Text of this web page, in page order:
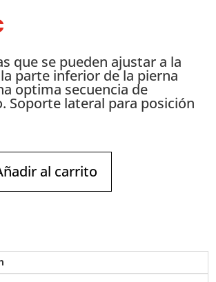
que se pueden ajustar a la
parte inferior de la pierna
optima secuencia de
Soporte lateral para posición
al carrito